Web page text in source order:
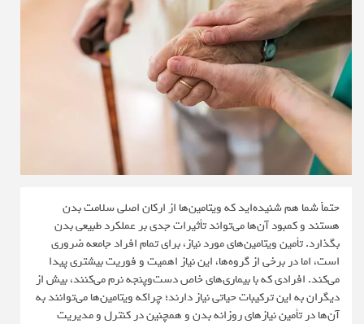
حتماً شما هم شنیده‌اید که ویتامین‌ها از ارکان اصلی سلامت بدن
هستند و کمبود آن‌ها می‌تواند تأثیرات جدی بر عملکرد طبیعی بدن
بگذارد. تأمین ویتامین‌های مورد نیاز، برای تمام افراد جامعه ضروری
است، اما در برخی از گروه‌ها، این نیاز اهمیت و فوریت بیشتری پیدا
می‌کند. افرادی که با بیماری‌های خاص دست‌وپنجه نرم می‌کنند، بیش از
دیگران به این ترکیبات حیاتی نیاز دارند؛ چراکه ویتامین‌ها می‌توانند به
آن‌ها در تأمین نیازهای روزانه‌ بدن و همچنین در کنترل و مدیریت